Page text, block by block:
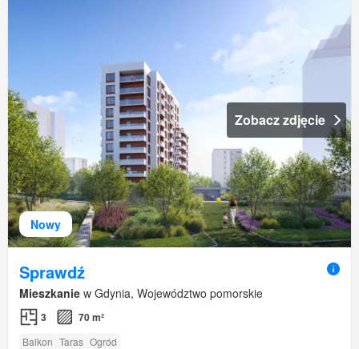
Nowy
Zobacz zdjęcie
Sprawdź
Mieszkanie w Gdynia, Województwo pomorskie
3 70 m²
Balkon Taras Ogród